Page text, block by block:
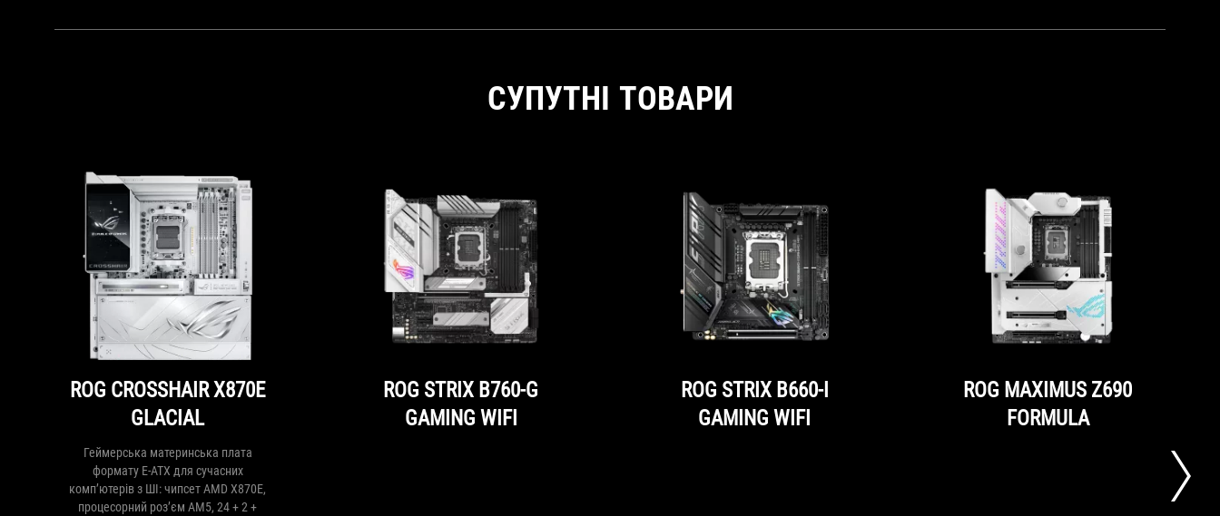
СУПУТНІ ТОВАРИ
ROG CROSSHAIR X870E
GLACIAL
Геймерська материнська плата
формату E-ATX для сучасних
комп’ютерів з ШІ: чипсет AMD X870E,
процесорний роз’єм AM5, 24 + 2 +
ROG STRIX B760-G
GAMING WIFI
ROG STRIX B660-I
GAMING WIFI
ROG MAXIMUS Z690
FORMULA